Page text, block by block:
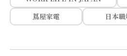
蔦屋家電
日本